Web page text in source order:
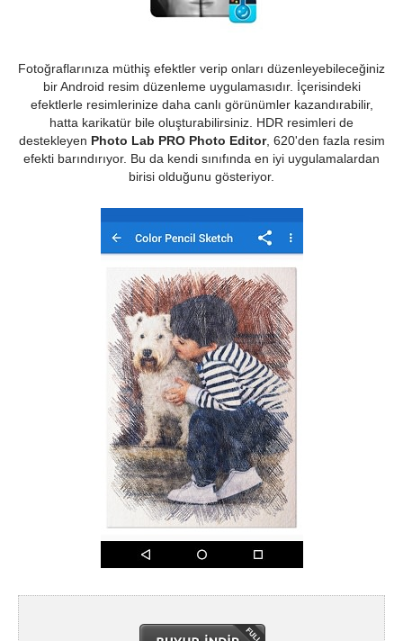
Fotoğraflarınıza müthiş efektler verip onları düzenleyebileceğiniz
bir Android resim düzenleme uygulamasıdır. İçerisindeki
efektlerle resimlerinize daha canlı görünümler kazandırabilir,
hatta karikatür bile oluşturabilirsiniz. HDR resimleri de
destekleyen Photo Lab PRO Photo Editor, 620'den fazla resim
efekti barındırıyor. Bu da kendi sınıfında en iyi uygulamalardan
birisi olduğunu gösteriyor.